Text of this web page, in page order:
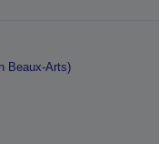
Beaux-Arts)